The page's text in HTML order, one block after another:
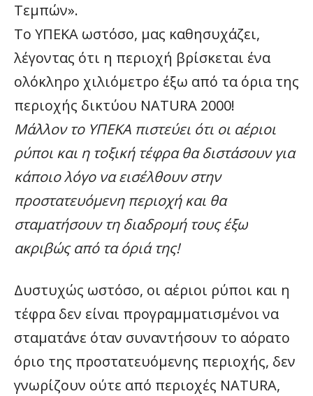
Τεμπών».
Το ΥΠΕΚΑ ωστόσο, μας καθησυχάζει,
λέγοντας ότι η περιοχή βρίσκεται ένα
ολόκληρο χιλιόμετρο έξω από τα όρια της
περιοχής δικτύου NATURA 2000!
Μάλλον το ΥΠΕΚΑ πιστεύει ότι οι αέριοι
ρύποι και η τοξική τέφρα θα διστάσουν για
κάποιο λόγο να εισέλθουν στην
προστατευόμενη περιοχή και θα
σταματήσουν τη διαδρομή τους έξω
ακριβώς από τα όριά της!
Δυστυχώς ωστόσο, οι αέριοι ρύποι και η
τέφρα δεν είναι προγραμματισμένοι να
σταματάνε όταν συναντήσουν το αόρατο
όριο της προστατευόμενης περιοχής, δεν
γνωρίζουν ούτε από περιοχές NATURA,